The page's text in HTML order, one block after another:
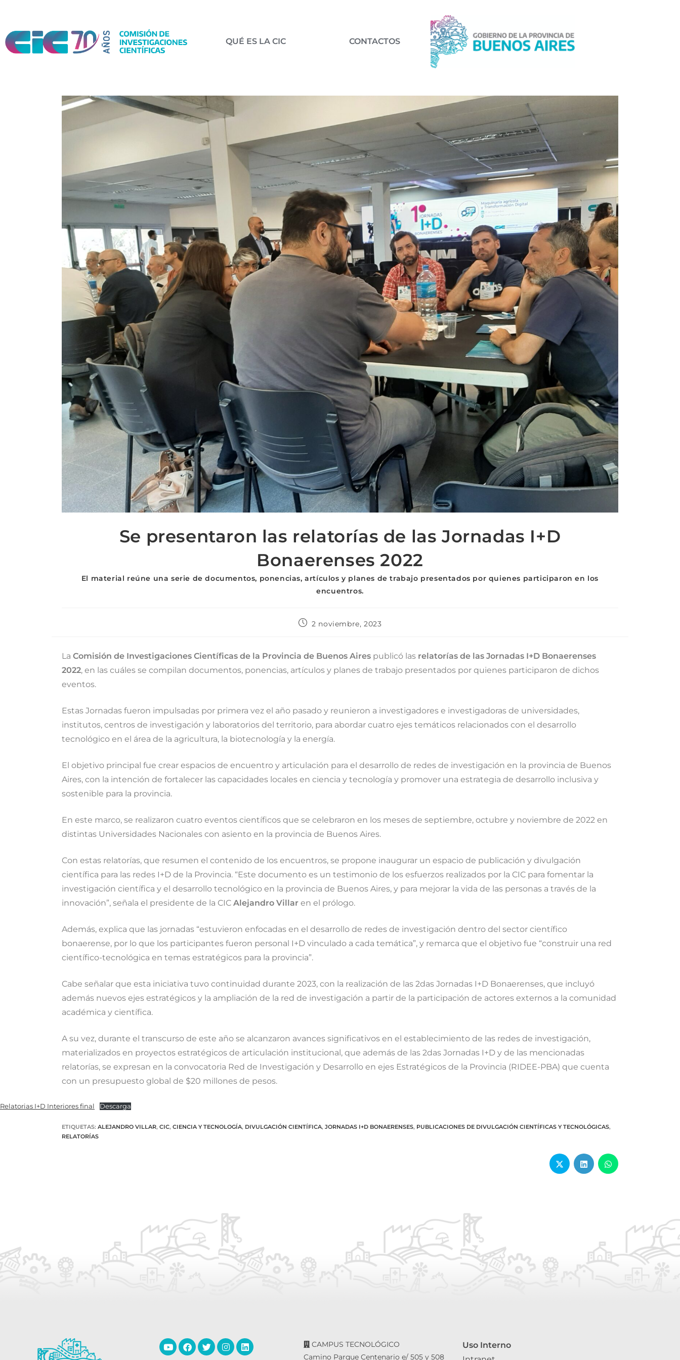
QUÉ ES LA CIC CONTACTOS
Se presentaron las relatorías de las Jornadas I+D
Bonaerenses 2022
El material reúne una serie de documentos, ponencias, artículos y planes de trabajo presentados por quienes participaron en los
encuentros.
2 noviembre, 2023
La Comisión de Investigaciones Científicas de la Provincia de Buenos Aires publicó las relatorías de las Jornadas I+D Bonaerenses
2022, en las cuáles se compilan documentos, ponencias, artículos y planes de trabajo presentados por quienes participaron de dichos
eventos.
Estas Jornadas fueron impulsadas por primera vez el año pasado y reunieron a investigadores e investigadoras de universidades,
institutos, centros de investigación y laboratorios del territorio, para abordar cuatro ejes temáticos relacionados con el desarrollo
tecnológico en el área de la agricultura, la biotecnología y la energía.
El objetivo principal fue crear espacios de encuentro y articulación para el desarrollo de redes de investigación en la provincia de Buenos
Aires, con la intención de fortalecer las capacidades locales en ciencia y tecnología y promover una estrategia de desarrollo inclusiva y
sostenible para la provincia.
En este marco, se realizaron cuatro eventos científicos que se celebraron en los meses de septiembre, octubre y noviembre de 2022 en
distintas Universidades Nacionales con asiento en la provincia de Buenos Aires.
Con estas relatorías, que resumen el contenido de los encuentros, se propone inaugurar un espacio de publicación y divulgación
científica para las redes I+D de la Provincia. “Este documento es un testimonio de los esfuerzos realizados por la CIC para fomentar la
investigación científica y el desarrollo tecnológico en la provincia de Buenos Aires, y para mejorar la vida de las personas a través de la
innovación”, señala el presidente de la CIC Alejandro Villar en el prólogo.
Además, explica que las jornadas “estuvieron enfocadas en el desarrollo de redes de investigación dentro del sector científico
bonaerense, por lo que los participantes fueron personal I+D vinculado a cada temática”, y remarca que el objetivo fue “construir una red
científico-tecnológica en temas estratégicos para la provincia”.
Cabe señalar que esta iniciativa tuvo continuidad durante 2023, con la realización de las 2das Jornadas I+D Bonaerenses, que incluyó
además nuevos ejes estratégicos y la ampliación de la red de investigación a partir de la participación de actores externos a la comunidad
académica y científica.
A su vez, durante el transcurso de este año se alcanzaron avances significativos en el establecimiento de las redes de investigación,
materializados en proyectos estratégicos de articulación institucional, que además de las 2das Jornadas I+D y de las mencionadas
relatorías, se expresan en la convocatoria Red de Investigación y Desarrollo en ejes Estratégicos de la Provincia (RIDEE-PBA) que cuenta
con un presupuesto global de $20 millones de pesos.
Relatorias I+D Interiores final Descarga
ETIQUETAS: ALEJANDRO VILLAR, CIC, CIENCIA Y TECNOLOGÍA, DIVULGACIÓN CIENTÍFICA, JORNADAS I+D BONAERENSES, PUBLICACIONES DE DIVULGACIÓN CIENTÍFICAS Y TECNOLÓGICAS,
RELATORÍAS
CAMPUS TECNOLÓGICO
Camino Parque Centenario e/ 505 y 508
Uso Interno